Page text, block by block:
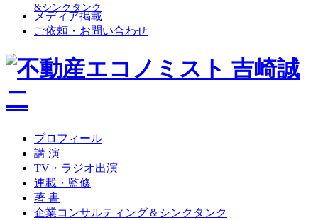
&シンクタンク
メディア掲載
ご依頼・お問い合わせ
プロフィール
講 演
TV・ラジオ出演
連載・監修
著 書
企業コンサルティング＆シンクタンク